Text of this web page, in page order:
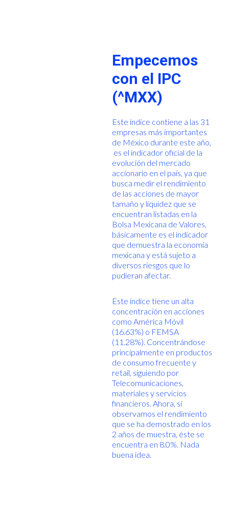
Empecemos
con el IPC
(^MXX)
Este índice contiene a las 31
empresas más importantes
de México durante este año,
es el indicador oficial de la
evolución del mercado
accionario en el país, ya que
busca medir el rendimiento
de las acciones de mayor
tamaño y liquidez que se
encuentran listadas en la
Bolsa Mexicana de Valores,
básicamente es el indicador
que demuestra la economía
mexicana y está sujeto a
diversos riesgos que lo
pudieran afectar.
Este índice tiene un alta
concentración en acciones
como América Móvil
(16.63%) o FEMSA
(11.28%). Concentrándose
principalmente en productos
de consumo frecuente y
retail, siguiendo por
Telecomunicaciones,
materiales y servicios
financieros. Ahora, sí
observamos el rendimiento
que se ha demostrado en los
2 años de muestra, éste se
encuentra en 8.0%. Nada
buena idea.